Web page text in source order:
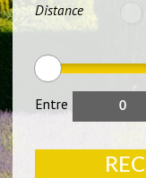
Distance
Entre